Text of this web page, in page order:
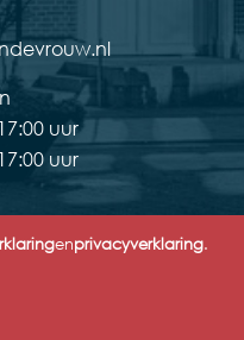
uur
uur
enprivacyverklaring.